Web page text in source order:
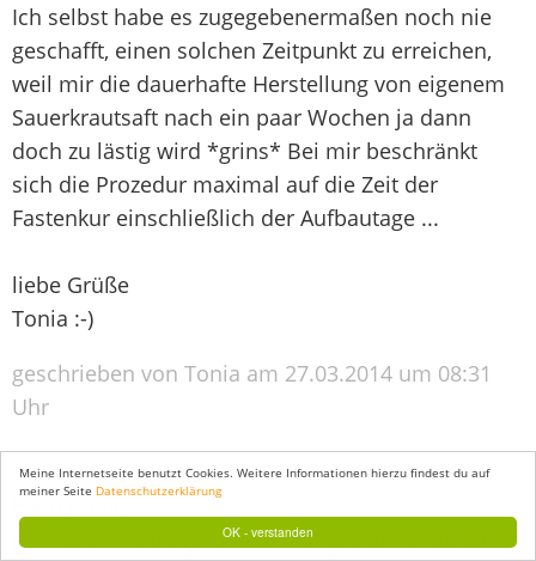
OK - verstanden
Meine Internetseite benutzt Cookies. Weitere Informationen hierzu findest du auf
meiner Seite Datenschutzerklärung
Ich selbst habe es zugegebenermaßen noch nie
geschafft, einen solchen Zeitpunkt zu erreichen,
weil mir die dauerhafte Herstellung von eigenem
Sauerkrautsaft nach ein paar Wochen ja dann
doch zu lästig wird *grins* Bei mir beschränkt
sich die Prozedur maximal auf die Zeit der
Fastenkur einschließlich der Aufbautage ...
liebe Grüße
Tonia :-)
geschrieben von Tonia am 27.03.2014 um 08:31
Uhr
ich möchte anfangen regelmäßig sauerkrautsaft